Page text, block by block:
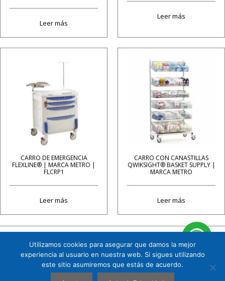
Leer más
Leer más
CARRO DE EMERGENCIA
FLEXLINE® | MARCA METRO |
FLCRP1
Leer más
CARRO CON CANASTILLAS
QWIKSIGHT® BASKET SUPPLY |
MARCA METRO
Leer más
Cuauhtémoc 158 B1 Col. Tizapán San Ángel, CP. 01090, Álvaro Obregón, Ciudad de
México. Tel. 5591719151
Utilizamos cookies para asegurar que damos la mejor
experiencia al usuario en nuestra web. Si sigues utilizando
este sitio asumiremos que estás de acuerdo.